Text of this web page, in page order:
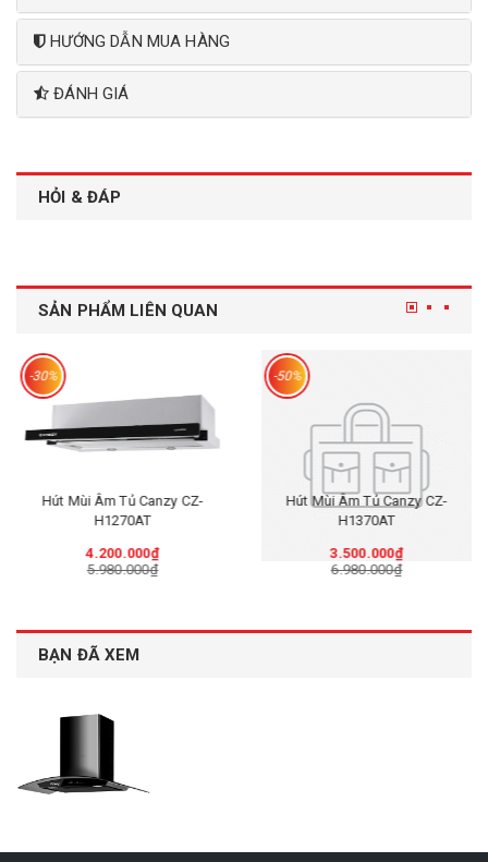
HƯỚNG DẪN MUA HÀNG
ĐÁNH GIÁ
HỎI & ĐÁP
SẢN PHẨM LIÊN QUAN
-30%
Hút Mùi Âm Tủ Canzy CZ-
H1270AT
4.200.000₫
5.980.000₫
-50%
Hút Mùi Âm Tủ Canzy CZ-
H1370AT
3.500.000₫
6.980.000₫
BẠN ĐÃ XEM